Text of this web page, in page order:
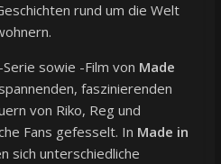
rund um die Welt
sowie -Film von Made
faszinierenden
von Riko, Reg und
Fans gefesselt. In Made in
sich unterschiedliche